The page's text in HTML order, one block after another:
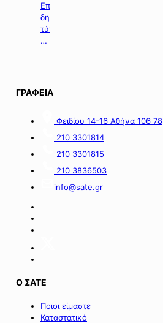
ενίσχυσης
σε
επιχειρήσεις
της
Σαμοθράκης».
Επιλογή
δημοσιευμάτων
τύπου
της
ΓΡΑΦΕΙΑ
Φειδίου 14-16 Αθήνα 106 78
210 3301814
210 3301815
210 3836503
info@sate.gr
Ο ΣΑΤΕ
Ποιοι είμαστε
Καταστατικό